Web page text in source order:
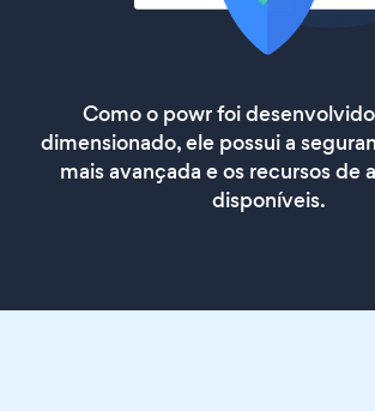
Como o powr foi
dimensionado, ele possui a
mais avançada e os recursos de
disponíveis.